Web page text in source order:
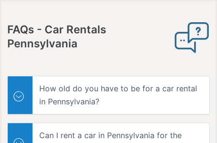
FAQs - Car Rentals
Pennsylvania
How old do you have to be for a car rental
in Pennsylvania?
Can I rent a car in Pennsylvania for the